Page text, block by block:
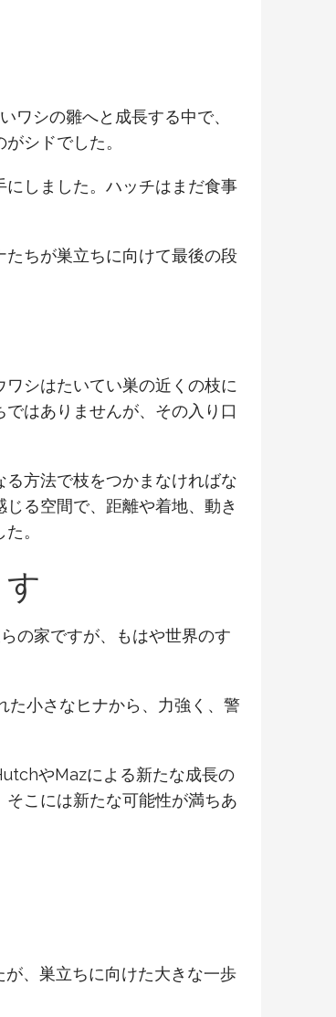
ワシの雛へと成長する中で、
シドでした。
しました。ハッチはまだ食事
ちが巣立ちに向けて最後の段
シはたいてい巣の近くの枝に
はありませんが、その入り口
方法で枝をつかまなければな
る空間で、距離や着地、動き
。
の家ですが、もはや世界のす
た小さなヒナから、力強く、警
やMazによる新たな成長の
こには新たな可能性が満ちあ
、巣立ちに向けた大きな一歩